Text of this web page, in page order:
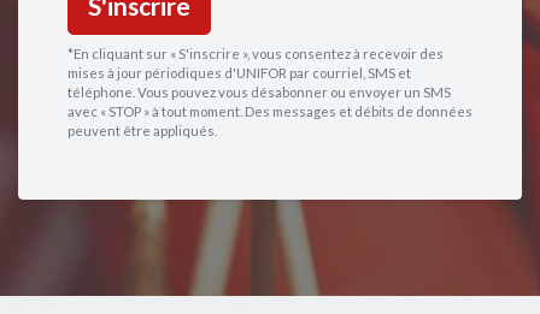
*En cliquant sur « S'inscrire », vous consentez à recevoir des
mises à jour périodiques d'UNIFOR par courriel, SMS et
téléphone. Vous pouvez vous désabonner ou envoyer un SMS
avec « STOP » à tout moment. Des messages et débits de données
peuvent être appliqués.